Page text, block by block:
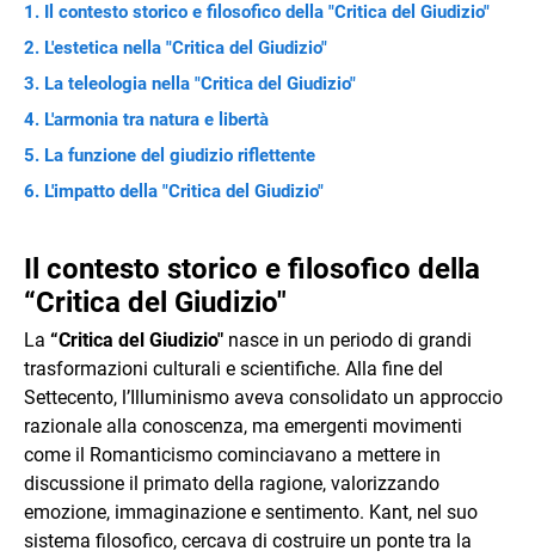
Il contesto storico e filosofico della "Critica del Giudizio"
L'estetica nella "Critica del Giudizio"
La teleologia nella "Critica del Giudizio"
L'armonia tra natura e libertà
La funzione del giudizio riflettente
L'impatto della "Critica del Giudizio"
Il contesto storico e filosofico della
“Critica del Giudizio"
La “Critica del Giudizio" nasce in un periodo di grandi
trasformazioni culturali e scientifiche. Alla fine del
Settecento, l’Illuminismo aveva consolidato un approccio
razionale alla conoscenza, ma emergenti movimenti
come il Romanticismo cominciavano a mettere in
discussione il primato della ragione, valorizzando
emozione, immaginazione e sentimento. Kant, nel suo
sistema filosofico, cercava di costruire un ponte tra la